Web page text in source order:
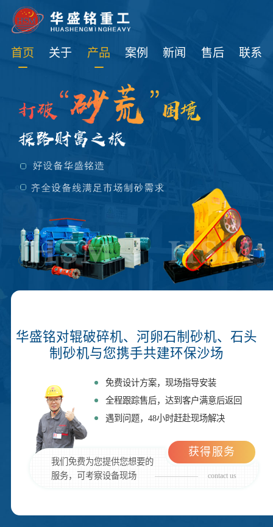
首页 关于 产品 案例 新闻 售后 联系
华盛铭对辊破碎机、河卵石制砂机、石头
制砂机与您携手共建环保沙场
免费设计方案，现场指导安装
全程跟踪售后，达到客户满意后返回
遇到问题，48小时赶赴现场解决
我们免费为您提供您想要的
服务，可考察设备现场
contact us
获得服务